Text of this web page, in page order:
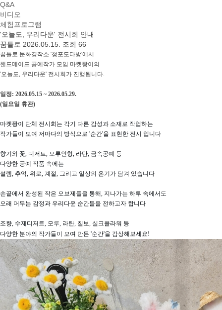
Q&A
비디오
체험프로그램
'오늘도, 우리다운' 전시회 안내
꿈틀로 2026.05.15. 조회 66
꿈틀로 문화경작소 '청포도다방'에서
핸드메이드 공예작가 모임 마켓퐝이의
'오늘도, 우리다운' 전시회가 진행됩니다.
일정: 2026.05.15 ~ 2026.05.29.
(일요일 휴관)
마켓퐝이 단체 전시회는 각기 다른 감성과 소재로 작업하는
작가들이 모여 저마다의 방식으로 '순간'을 표현한 전시 입니다
향기와 꽃, 디저트, 모루인형, 라탄, 금속공예 등
다양한 공예 작품 속에는
설렘, 추억, 위로, 계절, 그리고 일상의 온기가 담겨 있습니다
손끝에서 완성된 작은 오브제들을 통해, 지나가는 하루 속에서도
오래 머무는 감정과 우리다운 순간들을 전하고자 합니다
조향, 수제디저트, 모루, 라탄, 칠보, 실크플라워 등
다양한 분야의 작가들이 모여 만든 '순간'을 감상해보세요!